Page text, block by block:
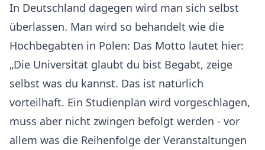
In Deutschland dagegen wird man sich selbst
überlassen. Man wird so behandelt wie die
Hochbegabten in Polen: Das Motto lautet hier:
„Die Universität glaubt du bist Begabt, zeige
selbst was du kannst. Das ist natürlich
vorteilhaft. Ein Studienplan wird vorgeschlagen,
muss aber nicht zwingen befolgt werden - vor
allem was die Reihenfolge der Veranstaltungen